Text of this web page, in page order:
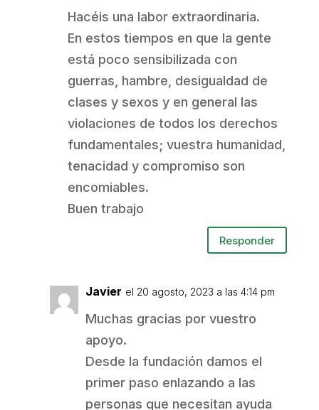
Hacéis una labor extraordinaria.
En estos tiempos en que la gente
está poco sensibilizada con
guerras, hambre, desigualdad de
clases y sexos y en general las
violaciones de todos los derechos
fundamentales; vuestra humanidad,
tenacidad y compromiso son
encomiables.
Buen trabajo
Responder
Javier el 20 agosto, 2023 a las 4:14 pm
Muchas gracias por vuestro
apoyo.
Desde la fundación damos el
primer paso enlazando a las
personas que necesitan ayuda